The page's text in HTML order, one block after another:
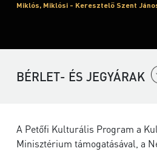
Miklós, Miklósi - Keresztelő Szent
BÉRLET- ÉS JEGYÁRAK
A Petőfi Kulturális Program a
Minisztérium támogatásával, a